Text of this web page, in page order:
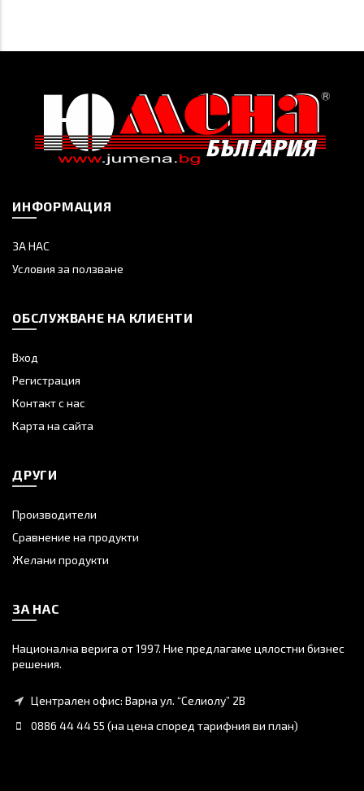
ИНФОРМАЦИЯ
ЗА НАС
Условия за ползване
ОБСЛУЖВАНЕ НА КЛИЕНТИ
Вход
Регистрация
Контакт с нас
Карта на сайта
ДРУГИ
Производители
Сравнение на продукти
Желани продукти
ЗА НАС
Национална верига от 1997. Ние предлагаме цялостни бизнес
решения.
Централен офис: Варна ул. “Селиолу” 2В
0886 44 44 55 (на цена според тарифния ви план)